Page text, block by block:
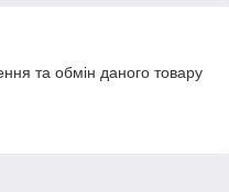
та обмін даного товару